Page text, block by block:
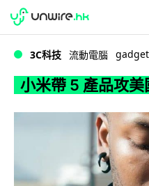
小米帶 5 產品
WWDC 2026
3C科技 流動電腦
小米帶 5 產品攻